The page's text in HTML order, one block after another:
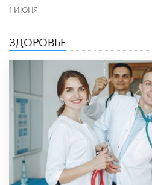
1 ИЮНЯ
ЗДОРОВЬЕ